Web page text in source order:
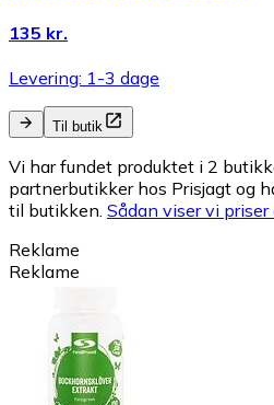
135 kr.
Levering: 1-3 dage
Til butik
Vi har fundet produktet i 2
partnerbutikker hos Prisjagt og
til butikken. Sådan viser vi priser
Reklame
Reklame